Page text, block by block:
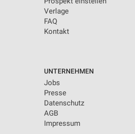
Verlage
FAQ
Kontakt
UNTERNEHMEN
Jobs
Presse
Datenschutz
AGB
Impressum